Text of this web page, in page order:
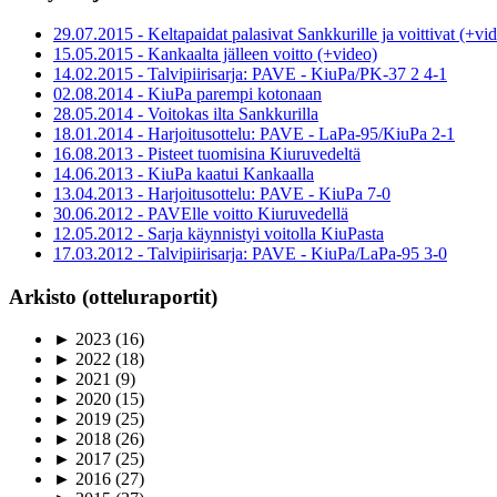
29.07.2015 - Keltapaidat palasivat Sankkurille ja voittivat
15.05.2015 - Kankaalta jälleen voitto (+video)
14.02.2015 - Talvipiirisarja: PAVE - KiuPa/PK-37 2 4-1
02.08.2014 - KiuPa parempi kotonaan
28.05.2014 - Voitokas ilta Sankkurilla
18.01.2014 - Harjoitusottelu: PAVE - LaPa-95/KiuPa 2-1
16.08.2013 - Pisteet tuomisina Kiuruvedeltä
14.06.2013 - KiuPa kaatui Kankaalla
13.04.2013 - Harjoitusottelu: PAVE - KiuPa 7-0
30.06.2012 - PAVElle voitto Kiuruvedellä
12.05.2012 - Sarja käynnistyi voitolla KiuPasta
17.03.2012 - Talvipiirisarja: PAVE - KiuPa/LaPa-95 3-0
Arkisto (otteluraportit)
► 2023 (16)
► 2022 (18)
► 2021 (9)
► 2020 (15)
► 2019 (25)
► 2018 (26)
► 2017 (25)
► 2016 (27)